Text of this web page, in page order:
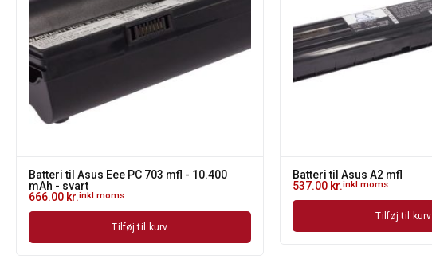
Batteri til Asus Eee PC 703 mfl - 10.400
mAh - svart
666.00 kr.inkl moms
Tilføj til kurv
Batteri til Asus A2 mfl
537.00 kr.inkl moms
Tilføj til kurv